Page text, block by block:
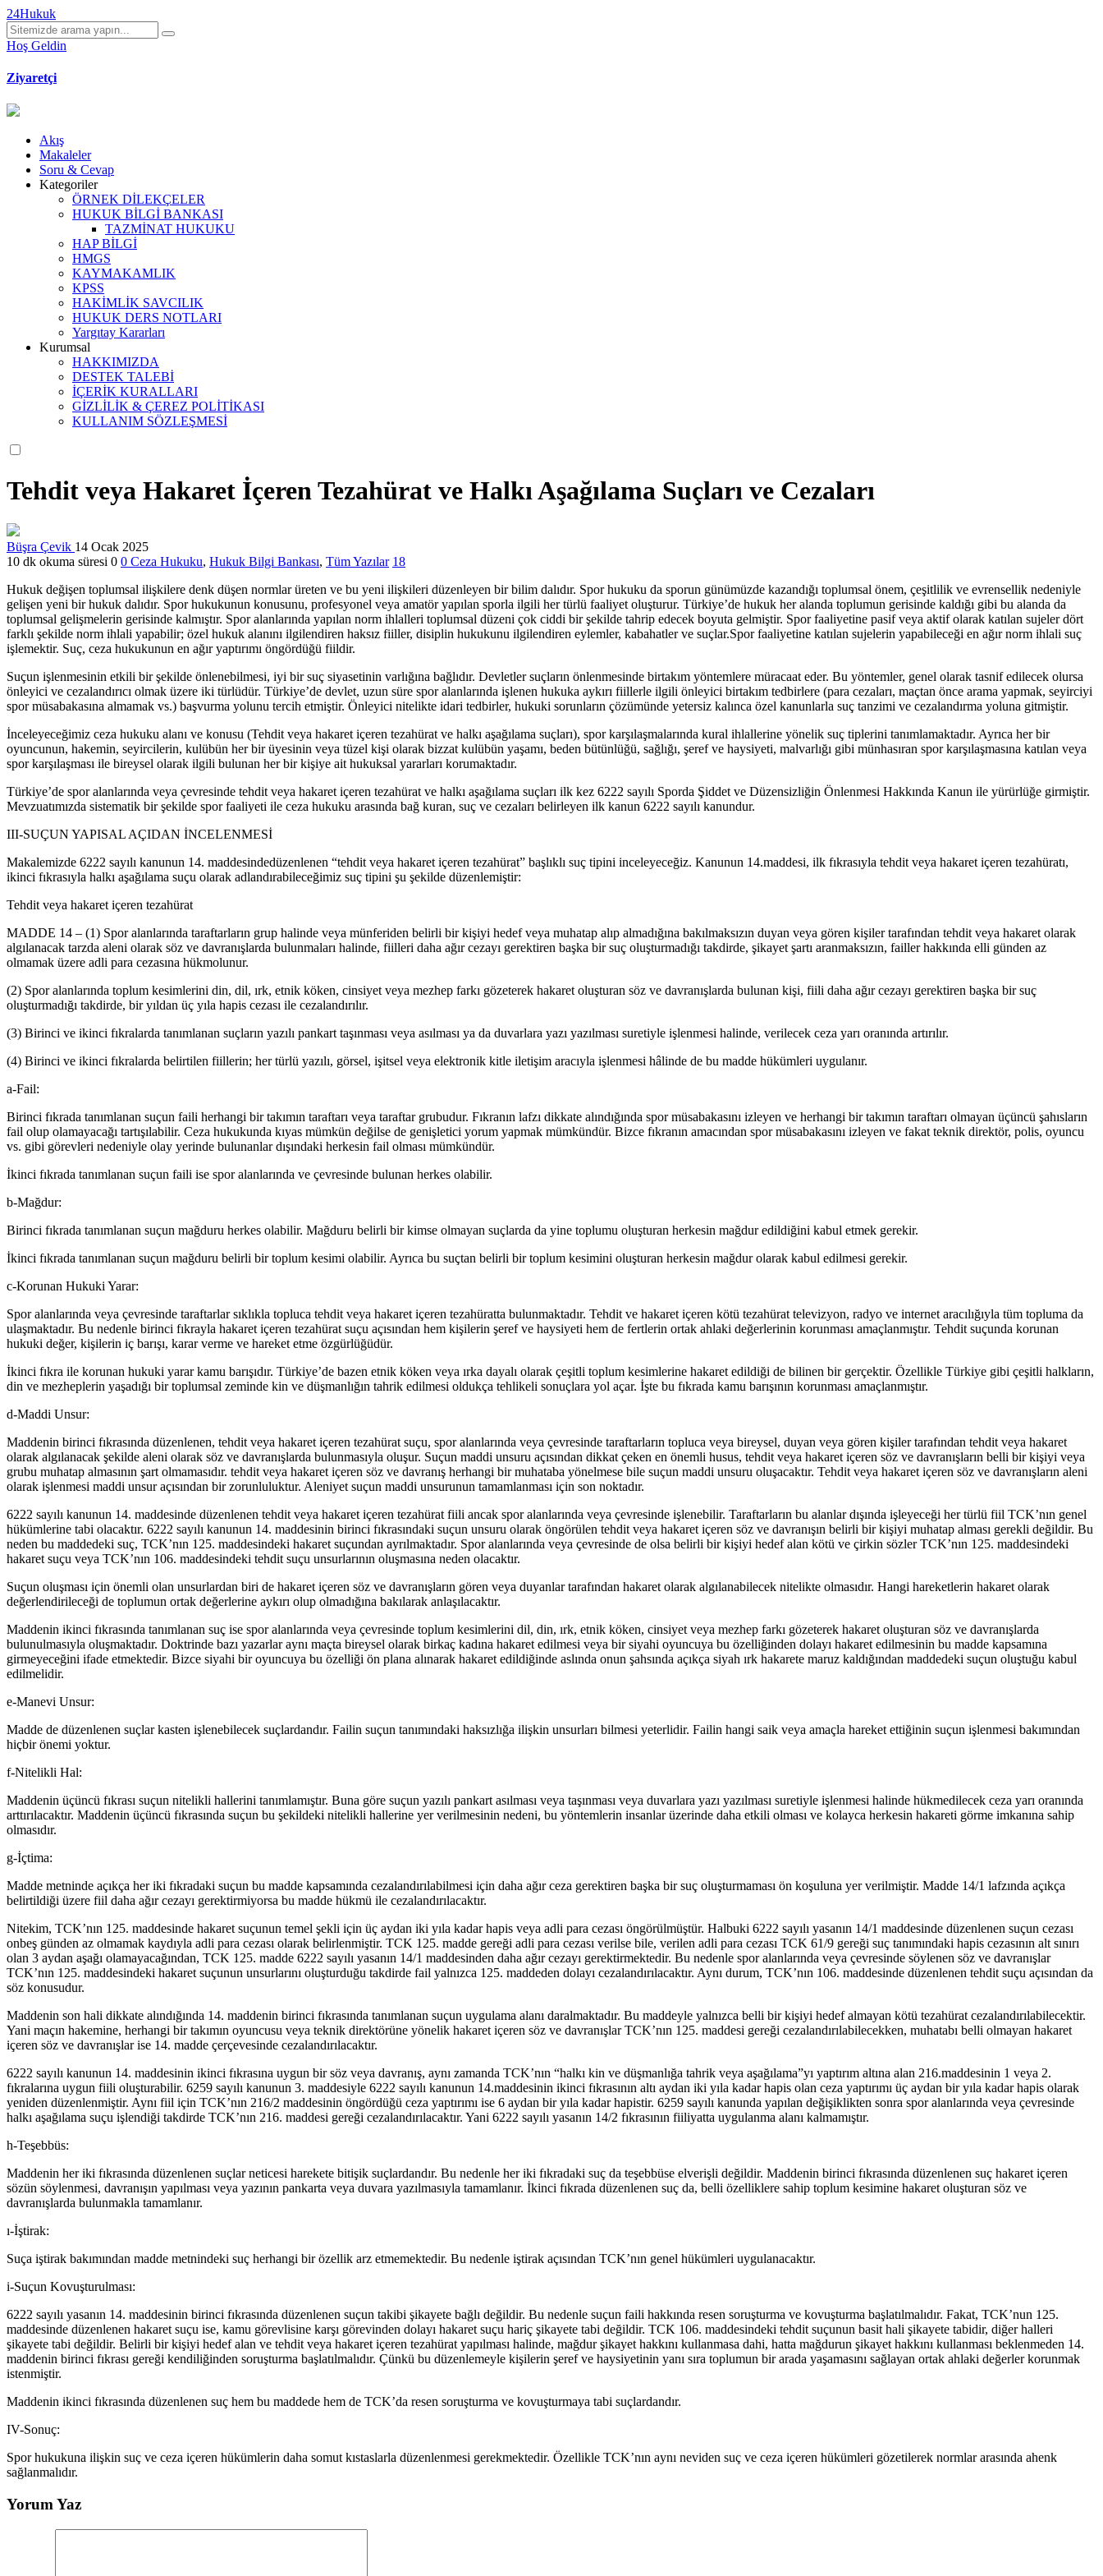
24Hukuk
Hoş Geldin
Ziyaretçi
Akış
Makaleler
Soru & Cevap
Kategoriler
ÖRNEK DİLEKÇELER
HUKUK BİLGİ BANKASI
TAZMİNAT HUKUKU
HAP BİLGİ
HMGS
KAYMAKAMLIK
KPSS
HAKİMLİK SAVCILIK
HUKUK DERS NOTLARI
Yargıtay Kararları
Kurumsal
HAKKIMIZDA
DESTEK TALEBİ
İÇERİK KURALLARI
GİZLİLİK & ÇEREZ POLİTİKASI
KULLANIM SÖZLEŞMESİ
Tehdit veya Hakaret İçeren Tezahürat ve Halkı Aşağılama Suçları ve Cezaları
Büşra Çevik 14 Ocak 2025
10 dk okuma süresi 0 0 Ceza Hukuku, Hukuk Bilgi Bankası, Tüm Yazılar 18
Hukuk değişen toplumsal ilişkilere denk düşen normlar üreten ve bu yeni ilişkileri düzenleyen bir bilim dalıdır. Spor hukuku da sporun günümüzde kazandığı toplumsal önem, çeşitlilik ve evrensellik nedeniyle
gelişen yeni bir hukuk dalıdır. Spor hukukunun konusunu, profesyonel veya amatör yapılan sporla ilgili her türlü faaliyet oluşturur. Türkiye’de hukuk her alanda toplumun gerisinde kaldığı gibi bu alanda da
toplumsal gelişmelerin gerisinde kalmıştır. Spor alanlarında yapılan norm ihlalleri toplumsal düzeni çok ciddi bir şekilde tahrip edecek boyuta gelmiştir. Spor faaliyetine pasif veya aktif olarak katılan sujeler dört
farklı şekilde norm ihlali yapabilir; özel hukuk alanını ilgilendiren haksız fiiller, disiplin hukukunu ilgilendiren eylemler, kabahatler ve suçlar.Spor faaliyetine katılan sujelerin yapabileceği en ağır norm ihlali suç
işlemektir. Suç, ceza hukukunun en ağır yaptırımı öngördüğü fiildir.
Suçun işlenmesinin etkili bir şekilde önlenebilmesi, iyi bir suç siyasetinin varlığına bağlıdır. Devletler suçların önlenmesinde birtakım yöntemlere müracaat eder. Bu yöntemler, genel olarak tasnif edilecek olursa
önleyici ve cezalandırıcı olmak üzere iki türlüdür. Türkiye’de devlet, uzun süre spor alanlarında işlenen hukuka aykırı fiillerle ilgili önleyici birtakım tedbirlere (para cezaları, maçtan önce arama yapmak, seyirciyi
spor müsabakasına almamak vs.) başvurma yolunu tercih etmiştir. Önleyici nitelikte idari tedbirler, hukuki sorunların çözümünde yetersiz kalınca özel kanunlarla suç tanzimi ve cezalandırma yoluna gitmiştir.
İnceleyeceğimiz ceza hukuku alanı ve konusu (Tehdit veya hakaret içeren tezahürat ve halkı aşağılama suçları), spor karşılaşmalarında kural ihlallerine yönelik suç tiplerini tanımlamaktadır. Ayrıca her bir
oyuncunun, hakemin, seyircilerin, kulübün her bir üyesinin veya tüzel kişi olarak bizzat kulübün yaşamı, beden bütünlüğü, sağlığı, şeref ve haysiyeti, malvarlığı gibi münhasıran spor karşılaşmasına katılan veya
spor karşılaşması ile bireysel olarak ilgili bulunan her bir kişiye ait hukuksal yararları korumaktadır.
Türkiye’de spor alanlarında veya çevresinde tehdit veya hakaret içeren tezahürat ve halkı aşağılama suçları ilk kez 6222 sayılı Sporda Şiddet ve Düzensizliğin Önlenmesi Hakkında Kanun ile yürürlüğe girmiştir.
Mevzuatımızda sistematik bir şekilde spor faaliyeti ile ceza hukuku arasında bağ kuran, suç ve cezaları belirleyen ilk kanun 6222 sayılı kanundur.
III-SUÇUN YAPISAL AÇIDAN İNCELENMESİ
Makalemizde 6222 sayılı kanunun 14. maddesindedüzenlenen “tehdit veya hakaret içeren tezahürat” başlıklı suç tipini inceleyeceğiz. Kanunun 14.maddesi, ilk fıkrasıyla tehdit veya hakaret içeren tezahüratı,
ikinci fıkrasıyla halkı aşağılama suçu olarak adlandırabileceğimiz suç tipini şu şekilde düzenlemiştir:
Tehdit veya hakaret içeren tezahürat
MADDE 14 – (1) Spor alanlarında taraftarların grup halinde veya münferiden belirli bir kişiyi hedef veya muhatap alıp almadığına bakılmaksızın duyan veya gören kişiler tarafından tehdit veya hakaret olarak
algılanacak tarzda aleni olarak söz ve davranışlarda bulunmaları halinde, fiilleri daha ağır cezayı gerektiren başka bir suç oluşturmadığı takdirde, şikayet şartı aranmaksızın, failler hakkında elli günden az
olmamak üzere adli para cezasına hükmolunur.
(2) Spor alanlarında toplum kesimlerini din, dil, ırk, etnik köken, cinsiyet veya mezhep farkı gözeterek hakaret oluşturan söz ve davranışlarda bulunan kişi, fiili daha ağır cezayı gerektiren başka bir suç
oluşturmadığı takdirde, bir yıldan üç yıla hapis cezası ile cezalandırılır.
(3) Birinci ve ikinci fıkralarda tanımlanan suçların yazılı pankart taşınması veya asılması ya da duvarlara yazı yazılması suretiyle işlenmesi halinde, verilecek ceza yarı oranında artırılır.
(4) Birinci ve ikinci fıkralarda belirtilen fiillerin; her türlü yazılı, görsel, işitsel veya elektronik kitle iletişim aracıyla işlenmesi hâlinde de bu madde hükümleri uygulanır.
a-Fail:
Birinci fıkrada tanımlanan suçun faili herhangi bir takımın taraftarı veya taraftar grubudur. Fıkranın lafzı dikkate alındığında spor müsabakasını izleyen ve herhangi bir takımın taraftarı olmayan üçüncü şahısların
fail olup olamayacağı tartışılabilir. Ceza hukukunda kıyas mümkün değilse de genişletici yorum yapmak mümkündür. Bizce fıkranın amacından spor müsabakasını izleyen ve fakat teknik direktör, polis, oyuncu
vs. gibi görevleri nedeniyle olay yerinde bulunanlar dışındaki herkesin fail olması mümkündür.
İkinci fıkrada tanımlanan suçun faili ise spor alanlarında ve çevresinde bulunan herkes olabilir.
b-Mağdur:
Birinci fıkrada tanımlanan suçun mağduru herkes olabilir. Mağduru belirli bir kimse olmayan suçlarda da yine toplumu oluşturan herkesin mağdur edildiğini kabul etmek gerekir.
İkinci fıkrada tanımlanan suçun mağduru belirli bir toplum kesimi olabilir. Ayrıca bu suçtan belirli bir toplum kesimini oluşturan herkesin mağdur olarak kabul edilmesi gerekir.
c-Korunan Hukuki Yarar:
Spor alanlarında veya çevresinde taraftarlar sıklıkla topluca tehdit veya hakaret içeren tezahüratta bulunmaktadır. Tehdit ve hakaret içeren kötü tezahürat televizyon, radyo ve internet aracılığıyla tüm topluma da
ulaşmaktadır. Bu nedenle birinci fıkrayla hakaret içeren tezahürat suçu açısından hem kişilerin şeref ve haysiyeti hem de fertlerin ortak ahlaki değerlerinin korunması amaçlanmıştır. Tehdit suçunda korunan
hukuki değer, kişilerin iç barışı, karar verme ve hareket etme özgürlüğüdür.
İkinci fıkra ile korunan hukuki yarar kamu barışıdır. Türkiye’de bazen etnik köken veya ırka dayalı olarak çeşitli toplum kesimlerine hakaret edildiği de bilinen bir gerçektir. Özellikle Türkiye gibi çeşitli halkların,
din ve mezheplerin yaşadığı bir toplumsal zeminde kin ve düşmanlığın tahrik edilmesi oldukça tehlikeli sonuçlara yol açar. İşte bu fıkrada kamu barışının korunması amaçlanmıştır.
d-Maddi Unsur:
Maddenin birinci fıkrasında düzenlenen, tehdit veya hakaret içeren tezahürat suçu, spor alanlarında veya çevresinde taraftarların topluca veya bireysel, duyan veya gören kişiler tarafından tehdit veya hakaret
olarak algılanacak şekilde aleni olarak söz ve davranışlarda bulunmasıyla oluşur. Suçun maddi unsuru açısından dikkat çeken en önemli husus, tehdit veya hakaret içeren söz ve davranışların belli bir kişiyi veya
grubu muhatap almasının şart olmamasıdır. tehdit veya hakaret içeren söz ve davranış herhangi bir muhataba yönelmese bile suçun maddi unsuru oluşacaktır. Tehdit veya hakaret içeren söz ve davranışların aleni
olarak işlenmesi maddi unsur açısından bir zorunluluktur. Aleniyet suçun maddi unsurunun tamamlanması için son noktadır.
6222 sayılı kanunun 14. maddesinde düzenlenen tehdit veya hakaret içeren tezahürat fiili ancak spor alanlarında veya çevresinde işlenebilir. Taraftarların bu alanlar dışında işleyeceği her türlü fiil TCK’nın genel
hükümlerine tabi olacaktır. 6222 sayılı kanunun 14. maddesinin birinci fıkrasındaki suçun unsuru olarak öngörülen tehdit veya hakaret içeren söz ve davranışın belirli bir kişiyi muhatap alması gerekli değildir. Bu
neden bu maddedeki suç, TCK’nın 125. maddesindeki hakaret suçundan ayrılmaktadır. Spor alanlarında veya çevresinde de olsa belirli bir kişiyi hedef alan kötü ve çirkin sözler TCK’nın 125. maddesindeki
hakaret suçu veya TCK’nın 106. maddesindeki tehdit suçu unsurlarının oluşmasına neden olacaktır.
Suçun oluşması için önemli olan unsurlardan biri de hakaret içeren söz ve davranışların gören veya duyanlar tarafından hakaret olarak algılanabilecek nitelikte olmasıdır. Hangi hareketlerin hakaret olarak
değerlendirileceği de toplumun ortak değerlerine aykırı olup olmadığına bakılarak anlaşılacaktır.
Maddenin ikinci fıkrasında tanımlanan suç ise spor alanlarında veya çevresinde toplum kesimlerini dil, din, ırk, etnik köken, cinsiyet veya mezhep farkı gözeterek hakaret oluşturan söz ve davranışlarda
bulunulmasıyla oluşmaktadır. Doktrinde bazı yazarlar aynı maçta bireysel olarak birkaç kadına hakaret edilmesi veya bir siyahi oyuncuya bu özelliğinden dolayı hakaret edilmesinin bu madde kapsamına
girmeyeceğini ifade etmektedir. Bizce siyahi bir oyuncuya bu özelliği ön plana alınarak hakaret edildiğinde aslında onun şahsında açıkça siyah ırk hakarete maruz kaldığından maddedeki suçun oluştuğu kabul
edilmelidir.
e-Manevi Unsur:
Madde de düzenlenen suçlar kasten işlenebilecek suçlardandır. Failin suçun tanımındaki haksızlığa ilişkin unsurları bilmesi yeterlidir. Failin hangi saik veya amaçla hareket ettiğinin suçun işlenmesi bakımından
hiçbir önemi yoktur.
f-Nitelikli Hal:
Maddenin üçüncü fıkrası suçun nitelikli hallerini tanımlamıştır. Buna göre suçun yazılı pankart asılması veya taşınması veya duvarlara yazı yazılması suretiyle işlenmesi halinde hükmedilecek ceza yarı oranında
arttırılacaktır. Maddenin üçüncü fıkrasında suçun bu şekildeki nitelikli hallerine yer verilmesinin nedeni, bu yöntemlerin insanlar üzerinde daha etkili olması ve kolayca herkesin hakareti görme imkanına sahip
olmasıdır.
g-İçtima:
Madde metninde açıkça her iki fıkradaki suçun bu madde kapsamında cezalandırılabilmesi için daha ağır ceza gerektiren başka bir suç oluşturmaması ön koşuluna yer verilmiştir. Madde 14/1 lafzında açıkça
belirtildiği üzere fiil daha ağır cezayı gerektirmiyorsa bu madde hükmü ile cezalandırılacaktır.
Nitekim, TCK’nın 125. maddesinde hakaret suçunun temel şekli için üç aydan iki yıla kadar hapis veya adli para cezası öngörülmüştür. Halbuki 6222 sayılı yasanın 14/1 maddesinde düzenlenen suçun cezası
onbeş günden az olmamak kaydıyla adli para cezası olarak belirlenmiştir. TCK 125. madde gereği adli para cezası verilse bile, verilen adli para cezası TCK 61/9 gereği suç tanımındaki hapis cezasının alt sınırı
olan 3 aydan aşağı olamayacağından, TCK 125. madde 6222 sayılı yasanın 14/1 maddesinden daha ağır cezayı gerektirmektedir. Bu nedenle spor alanlarında veya çevresinde söylenen söz ve davranışlar
TCK’nın 125. maddesindeki hakaret suçunun unsurlarını oluşturduğu takdirde fail yalnızca 125. maddeden dolayı cezalandırılacaktır. Aynı durum, TCK’nın 106. maddesinde düzenlenen tehdit suçu açısından da
söz konusudur.
Maddenin son hali dikkate alındığında 14. maddenin birinci fıkrasında tanımlanan suçun uygulama alanı daralmaktadır. Bu maddeyle yalnızca belli bir kişiyi hedef almayan kötü tezahürat cezalandırılabilecektir.
Yani maçın hakemine, herhangi bir takımın oyuncusu veya teknik direktörüne yönelik hakaret içeren söz ve davranışlar TCK’nın 125. maddesi gereği cezalandırılabilecekken, muhatabı belli olmayan hakaret
içeren söz ve davranışlar ise 14. madde çerçevesinde cezalandırılacaktır.
6222 sayılı kanunun 14. maddesinin ikinci fıkrasına uygun bir söz veya davranış, aynı zamanda TCK’nın “halkı kin ve düşmanlığa tahrik veya aşağılama”yı yaptırım altına alan 216.maddesinin 1 veya 2.
fıkralarına uygun fiili oluşturabilir. 6259 sayılı kanunun 3. maddesiyle 6222 sayılı kanunun 14.maddesinin ikinci fıkrasının altı aydan iki yıla kadar hapis olan ceza yaptırımı üç aydan bir yıla kadar hapis olarak
yeniden düzenlenmiştir. Aynı fiil için TCK’nın 216/2 maddesinin öngördüğü ceza yaptırımı ise 6 aydan bir yıla kadar hapistir. 6259 sayılı kanunda yapılan değişiklikten sonra spor alanlarında veya çevresinde
halkı aşağılama suçu işlendiği takdirde TCK’nın 216. maddesi gereği cezalandırılacaktır. Yani 6222 sayılı yasanın 14/2 fıkrasının fiiliyatta uygulanma alanı kalmamıştır.
h-Teşebbüs:
Maddenin her iki fıkrasında düzenlenen suçlar neticesi harekete bitişik suçlardandır. Bu nedenle her iki fıkradaki suç da teşebbüse elverişli değildir. Maddenin birinci fıkrasında düzenlenen suç hakaret içeren
sözün söylenmesi, davranışın yapılması veya yazının pankarta veya duvara yazılmasıyla tamamlanır. İkinci fıkrada düzenlenen suç da, belli özelliklere sahip toplum kesimine hakaret oluşturan söz ve
davranışlarda bulunmakla tamamlanır.
ı-İştirak:
Suça iştirak bakımından madde metnindeki suç herhangi bir özellik arz etmemektedir. Bu nedenle iştirak açısından TCK’nın genel hükümleri uygulanacaktır.
i-Suçun Kovuşturulması:
6222 sayılı yasanın 14. maddesinin birinci fıkrasında düzenlenen suçun takibi şikayete bağlı değildir. Bu nedenle suçun faili hakkında resen soruşturma ve kovuşturma başlatılmalıdır. Fakat, TCK’nun 125.
maddesinde düzenlenen hakaret suçu ise, kamu görevlisine karşı görevinden dolayı hakaret suçu hariç şikayete tabi değildir. TCK 106. maddesindeki tehdit suçunun basit hali şikayete tabidir, diğer halleri
şikayete tabi değildir. Belirli bir kişiyi hedef alan ve tehdit veya hakaret içeren tezahürat yapılması halinde, mağdur şikayet hakkını kullanmasa dahi, hatta mağdurun şikayet hakkını kullanması beklenmeden 14.
maddenin birinci fıkrası gereği kendiliğinden soruşturma başlatılmalıdır. Çünkü bu düzenlemeyle kişilerin şeref ve haysiyetinin yanı sıra toplumun bir arada yaşamasını sağlayan ortak ahlaki değerler korunmak
istenmiştir.
Maddenin ikinci fıkrasında düzenlenen suç hem bu maddede hem de TCK’da resen soruşturma ve kovuşturmaya tabi suçlardandır.
IV-Sonuç:
Spor hukukuna ilişkin suç ve ceza içeren hükümlerin daha somut kıstaslarla düzenlenmesi gerekmektedir. Özellikle TCK’nın aynı neviden suç ve ceza içeren hükümleri gözetilerek normlar arasında ahenk
sağlanmalıdır.
Yorum Yaz